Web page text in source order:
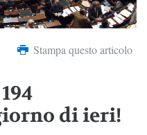
Stampa questo articolo
di ieri!